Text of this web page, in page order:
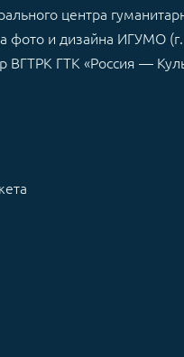
центра
фото и дизайна ИГУМО
ГТК «Россия —